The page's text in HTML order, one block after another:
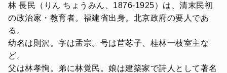
林 長民（りん ちょうみん、1876-1925）は、清末民初
の政治家・教育者。福建省出身。北京政府の要人であ
る。
幼名は則沢。字は孟宗。号は苣苳子、桂林一枝室主な
ど。
父は林孝恂。弟に林覚民。娘は建築家で詩人として著名